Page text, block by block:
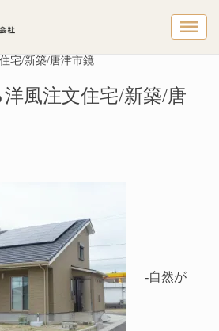
自然が活
宅/新築/唐津市鏡
風注文住宅/新築/唐
-自然が